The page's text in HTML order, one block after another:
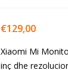
€129,00
Xiaomi Mi
inç dhe